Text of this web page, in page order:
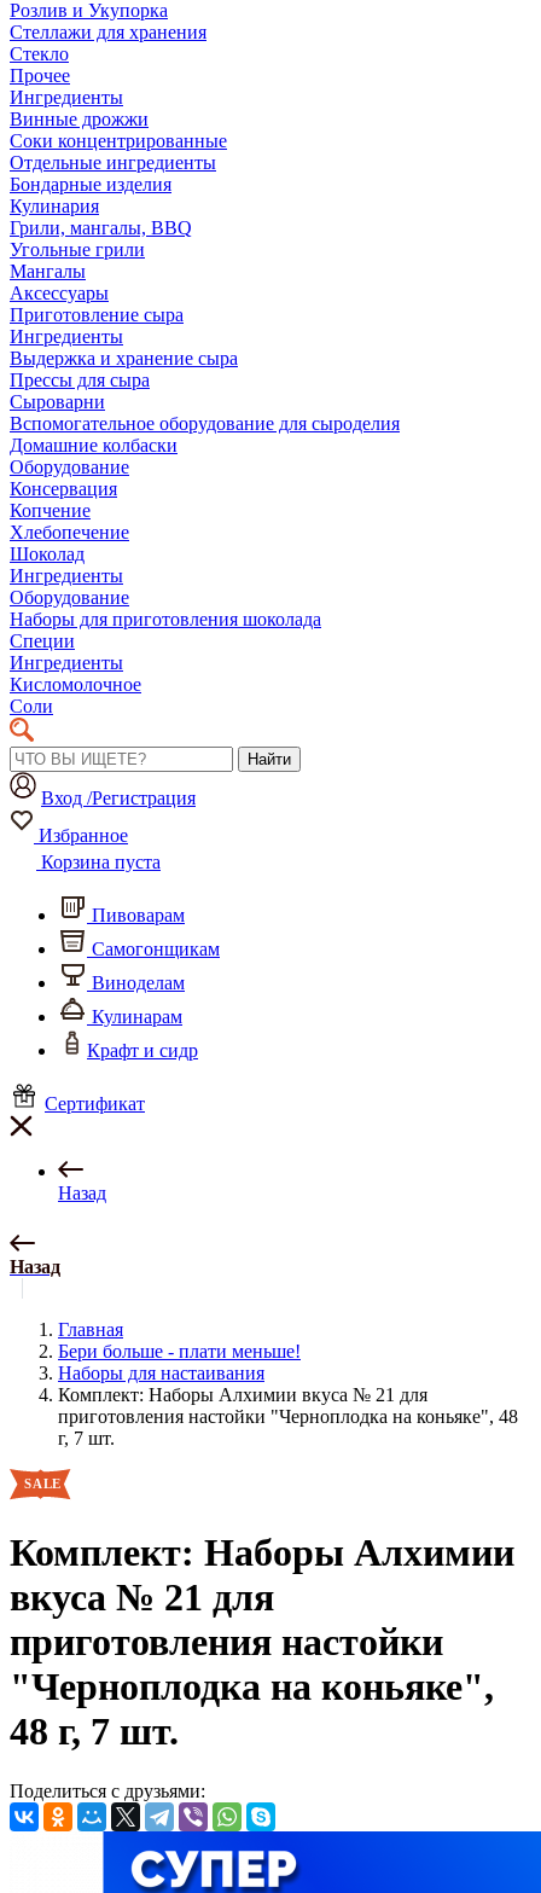
Розлив и Укупорка
Стеллажи для хранения
Стекло
Прочее
Ингредиенты
Винные дрожжи
Соки концентрированные
Отдельные ингредиенты
Бондарные изделия
Кулинария
Грили, мангалы, BBQ
Угольные грили
Мангалы
Аксессуары
Приготовление сыра
Ингредиенты
Выдержка и хранение сыра
Прессы для сыра
Сыроварни
Вспомогательное оборудование для сыроделия
Домашние колбаски
Оборудование
Консервация
Копчение
Хлебопечение
Шоколад
Ингредиенты
Оборудование
Наборы для приготовления шоколада
Специи
Ингредиенты
Кисломолочное
Соли
Найти
Вход /Регистрация
Избранное
Корзина пуста
Пивоварам
Самогонщикам
Виноделам
Кулинарам
Крафт и сидр
Сертификат
Назад
Назад
Главная
Бери больше - плати меньше!
Наборы для настаивания
Комплект: Наборы Алхимии вкуса № 21 для
приготовления настойки "Черноплодка на коньяке", 48
г, 7 шт.
Комплект: Наборы Алхимии
вкуса № 21 для
приготовления настойки
"Черноплодка на коньяке",
48 г, 7 шт.
Поделиться с друзьями: